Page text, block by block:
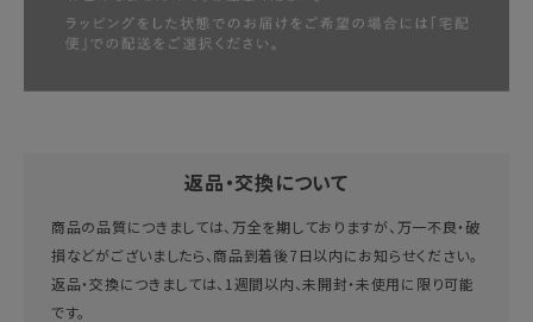
返品・交換について
商品の品質につきましては、万全を期しておりますが、万一不良・破
損などがございましたら、商品到着後7日以内にお知らせください。
返品・交換につきましては、1週間以内、未開封・未使用に限り可能
です。